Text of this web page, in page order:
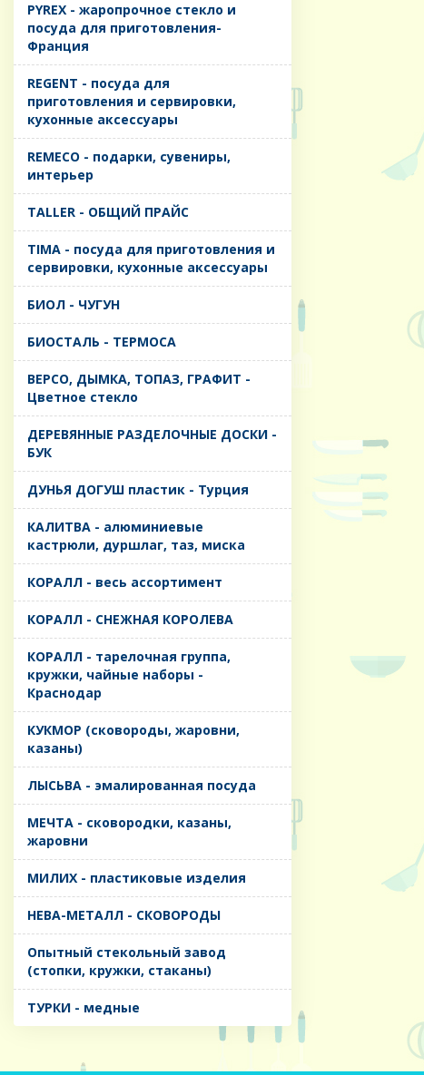
PYREX - жаропрочное стекло и
посуда для приготовления-
Франция
REGENT - посуда для
приготовления и сервировки,
кухонные аксессуары
REMECO - подарки, сувениры,
интерьер
TALLER - ОБЩИЙ ПРАЙС
TIMA - посуда для приготовления и
сервировки, кухонные аксессуары
БИОЛ - ЧУГУН
БИОСТАЛЬ - ТЕРМОСА
ВЕРСО, ДЫМКА, ТОПАЗ, ГРАФИТ -
Цветное стекло
ДЕРЕВЯННЫЕ РАЗДЕЛОЧНЫЕ ДОСКИ -
БУК
ДУНЬЯ ДОГУШ пластик - Турция
КАЛИТВА - алюминиевые
кастрюли, дуршлаг, таз, миска
КОРАЛЛ - весь ассортимент
КОРАЛЛ - СНЕЖНАЯ КОРОЛЕВА
КОРАЛЛ - тарелочная группа,
кружки, чайные наборы -
Краснодар
КУКМОР (сковороды, жаровни,
казаны)
ЛЫСЬВА - эмалированная посуда
МЕЧТА - сковородки, казаны,
жаровни
МИЛИХ - пластиковые изделия
НЕВА-МЕТАЛЛ - СКОВОРОДЫ
Опытный стекольный завод
(стопки, кружки, стаканы)
ТУРКИ - медные